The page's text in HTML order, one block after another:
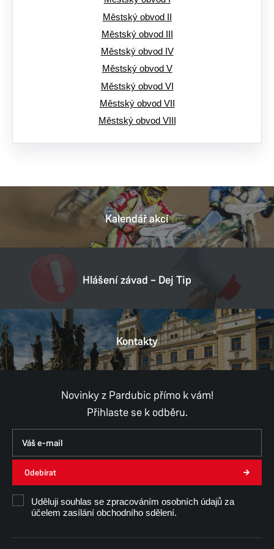
Městský obvod II
Městský obvod III
Městský obvod IV
Městský obvod V
Městský obvod VI
Městský obvod VII
Městský obvod VIII
Kalendář akcí
Hlášení závad – Dej Tip
Kontakty
Novinky z Pardubic přímo k vám!
Přihlaste se k odběru.
Odebírat
Uděluji souhlas se zpracováním osobních údajů za
účelem zasílání obchodního sdělení.